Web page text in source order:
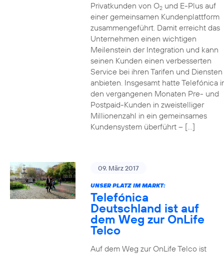
Privatkunden von O2und E-Plus auf
einer gemeinsamen Kundenplattform
zusammengeführt. Damit erreicht das
Unternehmen einen wichtigen
Meilenstein der Integration und kann
seinen Kunden einen verbesserten
Service bei ihren Tarifen und Diensten
anbieten. Insgesamt hatte Telefónica
den vergangenen Monaten Pre- und
Postpaid-Kunden in zweistelliger
Millionenzahl in ein gemeinsames
Kundensystem überführt – […]
09. März 2017
UNSER PLATZ IM MARKT:
Telefónica
Deutschland ist auf
dem Weg zur OnLife
Telco
Auf dem Weg zur OnLife Telco ist